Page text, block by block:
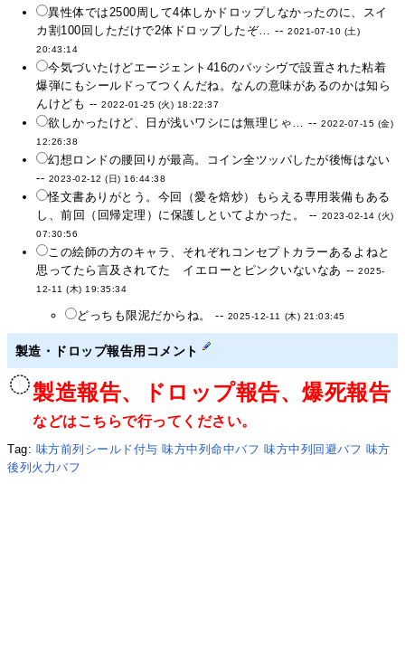
異性体では2500周して4体しかドロップしなかったのに、スイ
カ割100回しただけで2体ドロップしたぞ… -- 2021-07-10 (土)
20:43:14
今気づいたけどエージェント416のパッシヴで設置された粘着
爆弾にもシールドってつくんだね。なんの意味があるのかは知ら
んけども --2022-01-25 (火) 18:22:37
欲しかったけど、日が浅いワシには無理じゃ… --2022-07-15 (金)
12:26:38
幻想ロンドの腰回りが最高。コイン全ツッパしたが後悔はない
-- 2023-02-12 (日) 16:44:38
怪文書ありがとう。今回（愛を焙炒）もらえる専用装備もある
し、前回（回帰定理）に保護しといてよかった。 -- 2023-02-14 (火)
07:30:56
この絵師の方のキャラ、それぞれコンセプトカラーあるよねと
思ってたら言及されてた イエローとピンクいないなあ --2025-
12-11 (木) 19:35:34
どっちも限泥だからね。 -- 2025-12-11 (木) 21:03:45
製造・ドロップ報告用コメント
製造報告、ドロップ報告、爆死報告
などはこちらで行ってください。
Tag: 味方前列シールド付与 味方中列命中バフ 味方中列回避バフ 味方
後列火力バフ